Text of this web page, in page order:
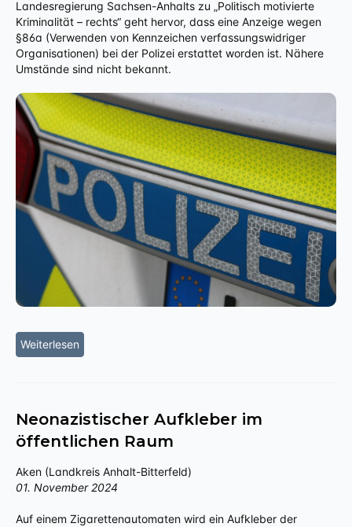
Landesregierung Sachsen-Anhalts zu „Politisch motivierte
Kriminalität – rechts“ geht hervor, dass eine Anzeige wegen
§86a (Verwenden von Kennzeichen verfassungswidriger
Organisationen) bei der Polizei erstattet worden ist. Nähere
Umstände sind nicht bekannt.
Weiterlesen
Neonazistischer Aufkleber im
öffentlichen Raum
Aken (Landkreis Anhalt-Bitterfeld)
01. November 2024
Auf einem Zigarettenautomaten wird ein Aufkleber der